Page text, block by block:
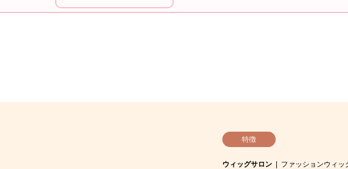
特徴
ウィッグサロン
ファッションウィッ